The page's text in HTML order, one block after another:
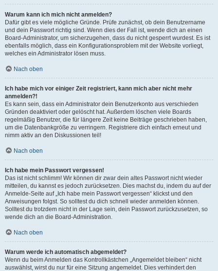
Warum kann ich mich nicht anmelden?
Dafür gibt es viele mögliche Gründe. Prüfe zunächst, ob dein Benutzername
und dein Passwort richtig sind. Wenn dies der Fall ist, wende dich an einen
Board-Administrator, um sicherzugehen, dass du nicht gesperrt wurdest. Es ist
ebenfalls möglich, dass ein Konfigurationsproblem mit der Website vorliegt,
welches ein Administrator lösen muss.
Nach oben
Ich habe mich vor einiger Zeit registriert, kann mich aber nicht mehr
anmelden?!
Es kann sein, dass ein Administrator dein Benutzerkonto aus verschieden
Gründen deaktiviert oder gelöscht hat. Außerdem löschen viele Boards
regelmäßig Benutzer, die für längere Zeit keine Beiträge geschrieben haben,
um die Datenbankgröße zu verringern. Registriere dich einfach erneut und
nimm aktiv an den Diskussionen teil!
Nach oben
Ich habe mein Passwort vergessen!
Das ist nicht schlimm! Wir können dir zwar dein altes Passwort nicht wieder
mitteilen, du kannst es jedoch zurücksetzen. Dies machst du, indem du auf der
Anmelde-Seite auf „Ich habe mein Passwort vergessen“ klickst und den
Anweisungen folgst. So solltest du dich schnell wieder anmelden können.
Solltest du trotzdem nicht in der Lage sein, dein Passwort zurückzusetzen, so
wende dich an die Board-Administration.
Nach oben
Warum werde ich automatisch abgemeldet?
Wenn du beim Anmelden das Kontrollkästchen „Angemeldet bleiben“ nicht
auswählst, wirst du nur für eine Sitzung angemeldet. Dies verhindert den